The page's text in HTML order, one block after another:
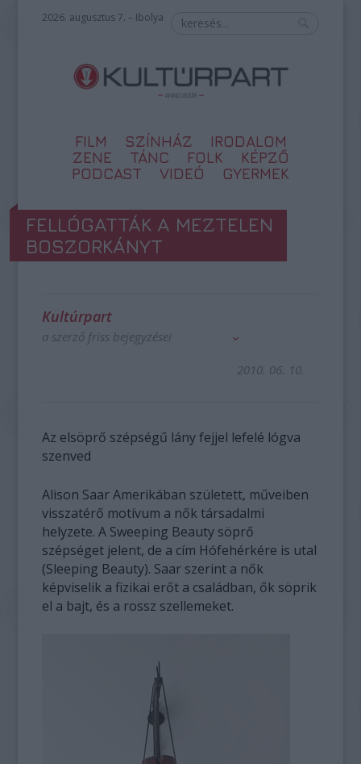
2026. augusztus 7. – Ibolya
FILM SZÍNHÁZ
IRODALOM
ZENE
TÁNC FOLK
KÉPZŐ
PODCAST
VIDEÓ GYERMEK
FELLÓGATTÁK A MEZTELEN
BOSZORKÁNYT
Kultúrpart
a szerző friss bejegyzései
2010. 06. 10.
Az elsöprő szépségű lány fejjel lefelé lógva
szenved
Alison Saar Amerikában született, műveiben
visszatérő motívum a nők társadalmi
helyzete. A Sweeping Beauty söprő
szépséget jelent, de a cím Hófehérkére is utal
(Sleeping Beauty). Saar szerint a nők
képviselik a fizikai erőt a családban, ők söprik
el a bajt, és a rossz szellemeket.